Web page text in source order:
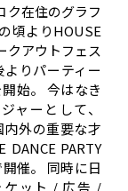
ク在住のグラフ
頃よりHOUSE
クアウトフェス
りパーティー
始。 今はなき
ャーとして、
外の重要な才
PARTY
催。 同時に日
ケット / 広告 /